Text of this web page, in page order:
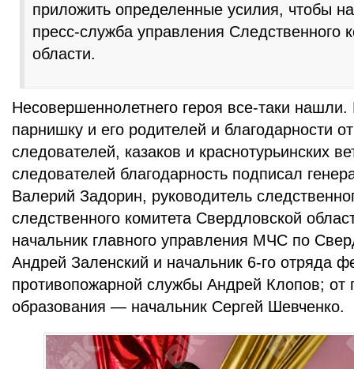
приложить определенные усилия, чтобы
пресс-служба управления Следственного
области.
Несовершеннолетнего героя все-таки
парнишку и его родителей и благодарности
следователей, казаков и краснотурьинских
следователей благодарность подписал
Валерий Задорин, руководитель
следственного комитета Свердловской
начальник главного управления МЧС по
Андрей Заленский и начальник 6-го отряда
противопожарной службы Андрей Клопов; от
образования — начальник Сергей Шевченко.